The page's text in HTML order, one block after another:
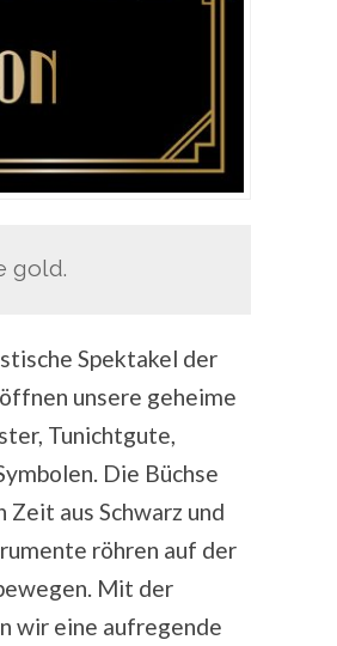
gold.
Spektakel der
unsere geheime
Tunichtgute,
Die Büchse
aus Schwarz und
röhren auf der
Mit der
wir eine aufregende